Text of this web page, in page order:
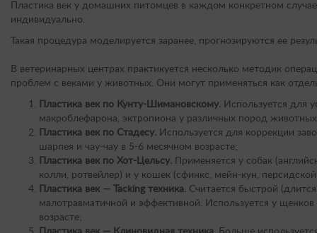
Пластика век у домашних питомцев в каждом конкретном
индивидуально.
Такая процедура моделируется заранее, прогнозируются ее
В ветеринарных центрах практикуется несколько методик
проблем с веками у животных. Они могут применяться как
Пластика век по Кунту-Шимановскому. Используется для
макроблефарона, эктропиона у различных пород
Пластика век по Стадесу. Используется для коррекции
шарпея и чау-чау в 5-6 месячном возрасте;
Пластика век по Хот-Цельсу. Применяется у собак
колли, ротвейлер) и у кошек (сфинкс, мейн-кун,
Пластика век — Tacking техника. Считается быстрой
малотравматичной и эффективной. Используется у
возрасте;